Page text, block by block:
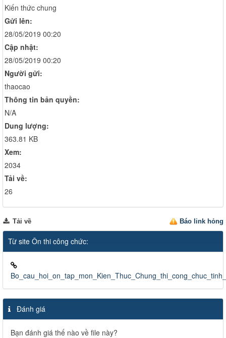
Kiến thức chung
Gửi lên:
28/05/2019 00:20
Cập nhật:
28/05/2019 00:20
Người gửi:
thaocao
Thông tin bản quyền:
N/A
Dung lượng:
363.81 KB
Xem:
2034
Tải về:
26
Báo link hỏng
Tải về
Từ site Ôn thi công chức:
Đánh giá
Bạn đánh giá thế nào về file này?